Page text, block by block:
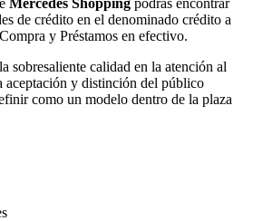
de crédito en el denominado crédito a
y Préstamos en efectivo.
sobresaliente calidad en la atención al
aceptación y distinción del público
como un modelo dentro de la plaza